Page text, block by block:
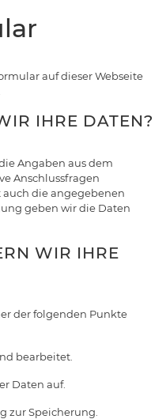
auf dieser Webseite
IHRE DATEN?
Angaben aus dem
Anschlussfragen
die angegebenen
geben wir die Daten
WIR IHRE
der folgenden Punkte
bearbeitet.
Daten auf.
zur Speicherung.